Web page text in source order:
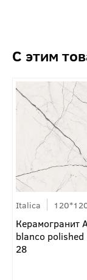
Italica
Керамогранит
blanco
28